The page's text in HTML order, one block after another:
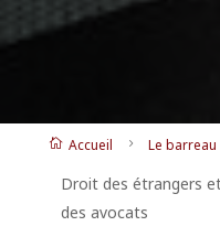
 Accueil 5 Le barreau
Droit des étrangers
des avocats